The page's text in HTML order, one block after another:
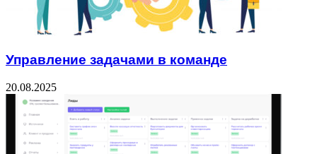
Управление задачами в команде
20.08.2025